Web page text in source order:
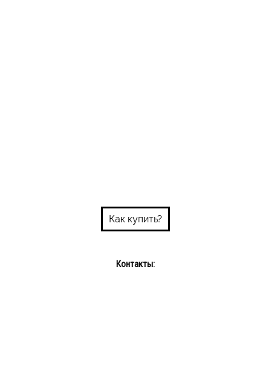
Как купить?
Контакты: